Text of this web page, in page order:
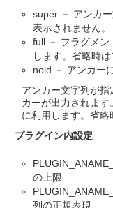
super － アンカ
表示されません。
full － フラグメン
します。省略時
noid － アンカー
アンカー文字列が
カーが出力されま
に利用します。省略
プラグイン内設定
の上限
列の正規表現